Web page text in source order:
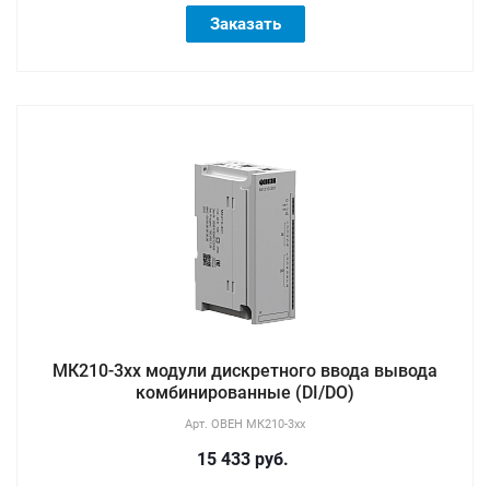
Заказать
МК210-3хх модули дискретного ввода вывода
комбинированные (DI/DO)
Арт. ОВЕН МК210-3хх
15 433 руб.